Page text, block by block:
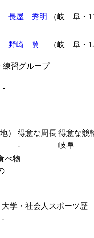
長屋 秀明 （岐 阜・
野崎 翼 （岐 阜・
練習グループ
-
） 得意な周長 得意な競
-
岐阜
べ物
大学・社会人スポーツ歴
-